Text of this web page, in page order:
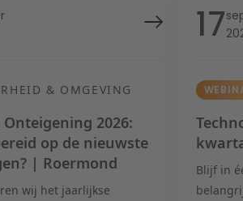
& OMGEVING
2026:
op de nieuwste
| Roermond
wij het jaarlijkse
17
Blijf in